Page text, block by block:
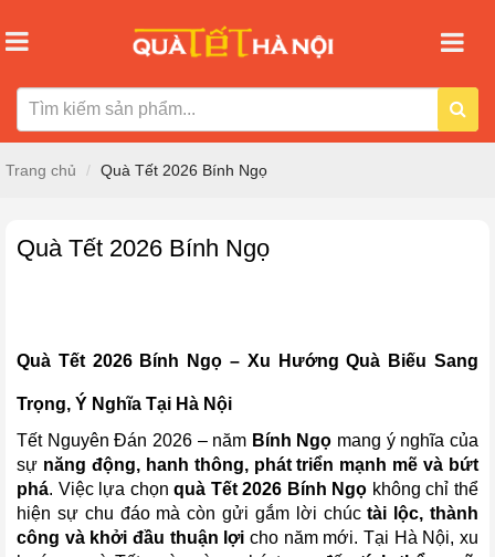
Trang chủ Quà Tết 2026 Bính Ngọ
Quà Tết 2026 Bính Ngọ
Quà Tết 2026 Bính Ngọ – Xu Hướng Quà Biếu Sang
Trọng, Ý Nghĩa Tại Hà Nội
Tết Nguyên Đán 2026 – năm Bính Ngọ mang ý nghĩa của
sự năng động, hanh thông, phát triển mạnh mẽ và bứt
phá. Việc lựa chọnquà Tết 2026 Bính Ngọ không chỉ thể
hiện sự chu đáo mà còn gửi gắm lời chúctài lộc, thành
công và khởi đầu thuận lợi cho năm mới. Tại Hà Nội, xu